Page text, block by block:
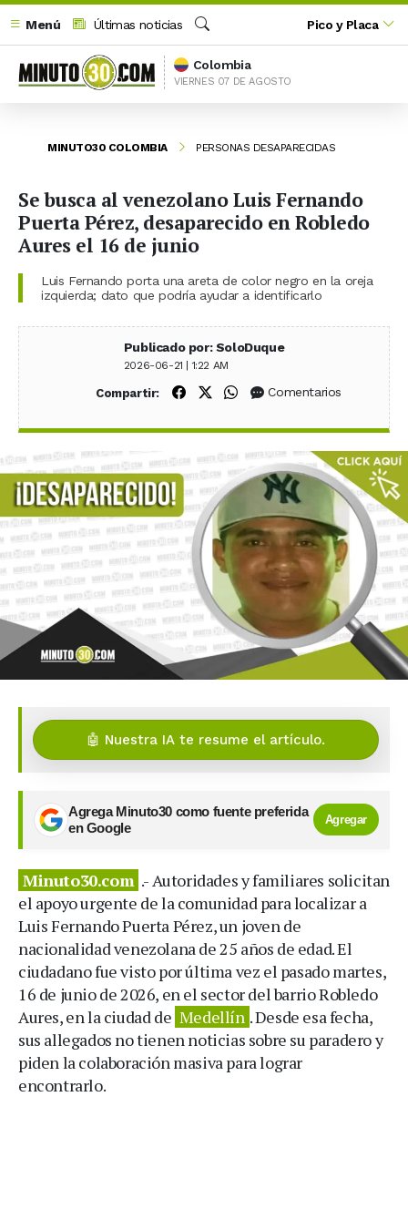
Menú
Últimas noticias
Buscar
Pico y Placa
Colombia
VIERNES 07 DE AGOSTO
MINUTO30 COLOMBIA PERSONAS DESAPARECIDAS
Se busca al venezolano Luis Fernando
Puerta Pérez, desaparecido en Robledo
Aures el 16 de junio
Luis Fernando porta una areta de color negro en la oreja
izquierda; dato que podría ayudar a identificarlo
Publicado por: SoloDuque
2026-06-21 | 1:22 AM
Compartir: Compartir en Facebook
Compartir en X (Twitter)
Compartir en WhatsApp
Comentarios
🤖 Nuestra IA te resume el artículo.
Agrega Minuto30 como fuente preferida
en Google
Agregar
Minuto30.com .- Autoridades y familiares solicitan
el apoyo urgente de la comunidad para localizar a
Luis Fernando Puerta Pérez, un joven de
nacionalidad venezolana de 25 años de edad. El
ciudadano fue visto por última vez el pasado martes,
16 de junio de 2026, en el sector del barrio Robledo
Aures, en la ciudad de Medellín . Desde esa fecha,
sus allegados no tienen noticias sobre su paradero y
piden la colaboración masiva para lograr
encontrarlo.